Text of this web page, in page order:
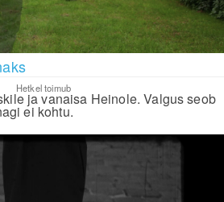
Hetkel toimub
ja vanaisa Heinole. Valgus seob
ei kohtu.